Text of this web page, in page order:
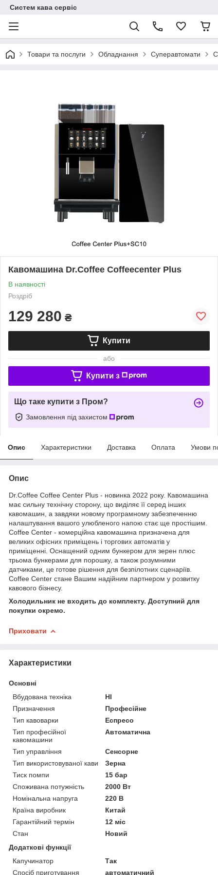
Систем кава сервіс
Товари та послуги Обладнання Суперавтомати
Кавомашина Dr.Coffee Coffeecenter Plus
В наявності
Роздріб
129 280 ₴
Купити
або
Купити з
Що таке купити з Пром?
Замовлення під захистом
Опис Характеристики Доставка Оплата Умови
Опис
Dr.Coffee Coffee Center Plus - новинка 2022 року. Кавомашина
має сильну технічну сторону, що виділяє її серед інших
кавомашин, а завдяки новому програмному забезпеченню
налаштування вашого улюбленого напою стає ще простішим.
Coffee Center - комерційна кавомашина призначена для
великих офісних приміщень і торгових автоматів у
приміщенні. Оснащений одним бункером для зерен плюс
трьома бункерами для порошку, а також розумними
датчиками, це готове рішення для безпілотних сценаріїв.
Coffee Center стане Вашим надійним партнером у розвитку
кавового бізнесу.
Холодильник не входить до комплекту. Доступний для
покупки окремо.
Приховати
Характеристики
Основні
Вбудована техніка
НІ
Призначення
Професійне
Тип кавоварки
Еспресо
Тип професійної
кавомашини
Автоматична
Тип управління
Сенсорне
Тип використовуваної кави
Зерна
Тиск помпи
15 бар
Споживана потужність
2000 Вт
Номінальна напруга
220 В
Країна виробник
Китай
Гарантійний термін
12 міс
Стан
Новий
Додаткові функції
Капучинатор
Так
Спосіб приготування
автоматичний